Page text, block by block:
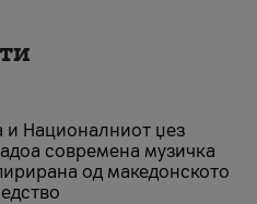
и Националниот џез
современа музичка
од македонското